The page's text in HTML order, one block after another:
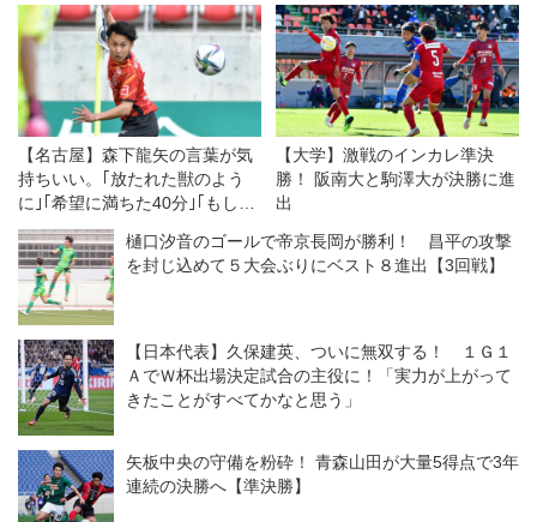
【名古屋】森下龍矢の言葉が気
持ちいい。｢放たれた獣のよう
に｣｢希望に満ちた40分｣｢もしか
したらオリンピックも｣
【大学】激戦のインカレ準決
勝！ 阪南大と駒澤大が決勝に進
出
樋口汐音のゴールで帝京長岡が勝利！ 昌平の攻撃
を封じ込めて５大会ぶりにベスト８進出【3回戦】
【日本代表】久保建英、ついに無双する！ １Ｇ１
ＡでＷ杯出場決定試合の主役に！「実力が上がって
きたことがすべてかなと思う」
矢板中央の守備を粉砕！ 青森山田が大量5得点で3年
連続の決勝へ【準決勝】